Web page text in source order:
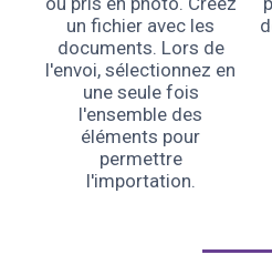
un fichier avec les
documents. Lors de
l'envoi, sélectionnez en
une seule fois
l'ensemble des
éléments pour
permettre
l'importation.